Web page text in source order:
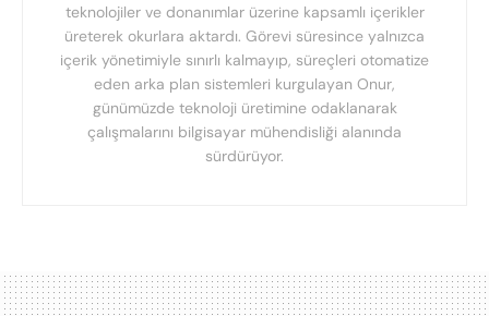
teknolojiler ve donanımlar üzerine kapsamlı içerikler
üreterek okurlara aktardı. Görevi süresince yalnızca
içerik yönetimiyle sınırlı kalmayıp, süreçleri otomatize
eden arka plan sistemleri kurgulayan Onur,
günümüzde teknoloji üretimine odaklanarak
çalışmalarını bilgisayar mühendisliği alanında
sürdürüyor.